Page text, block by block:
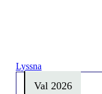
Lyssna
Val 2026